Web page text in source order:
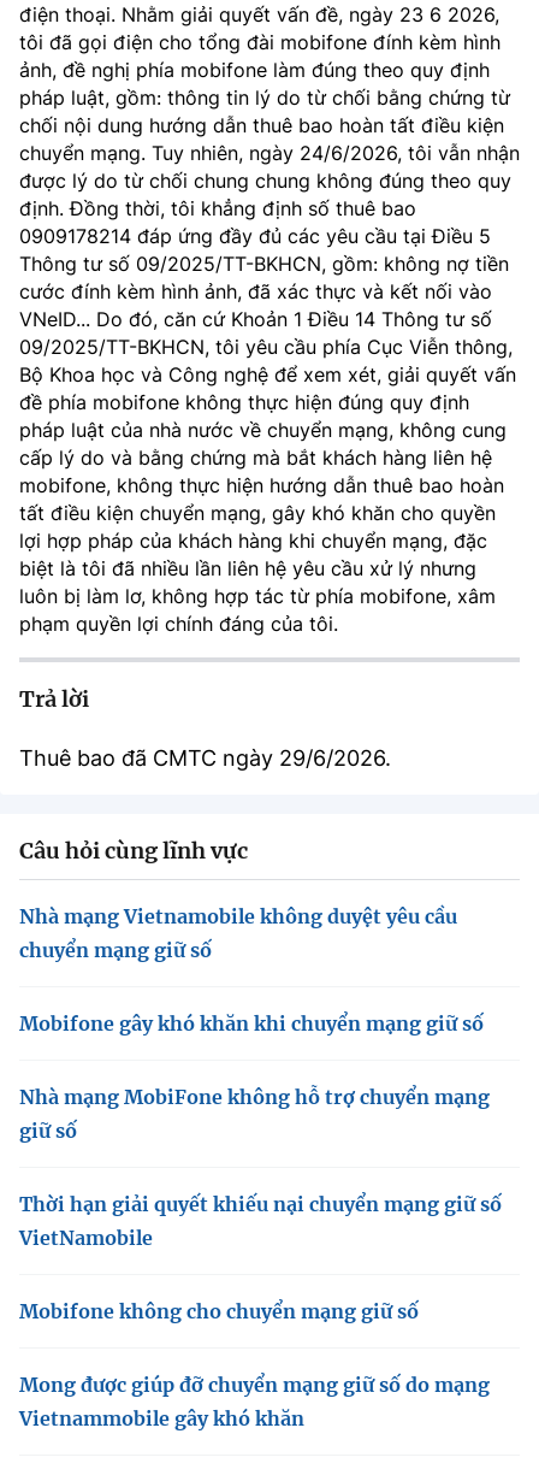
Chọn ngôn ngữ
Vietnamese English
BỘ KHOA HỌC VÀ CÔNG NGHỆ
MINISTRY OF SCIENCE AND TECHNOLOGY
Điều khoản sử dụng Theo dõi MST: Góp ý
Cơ quan chủ quản: Bộ Khoa học và Công nghệ (MST)
Chịu trách nhiệm nội dung: Nguyễn Thị Hải Hằng
Giám đốc Trung tâm Truyền thông Khoa học và Công nghệ.
Liên hệ
Địa chỉ: Ban Biên tập Cổng TTĐT - 18 Nguyễn Du, TP. Hà Nội
Điện thoại: 024 3936 9506
Email: stc@mst.gov.vn
©2026 Bản quyền thuộc Bộ Khoa Học và Công Nghệ
(Ghi rõ nguồn "https://mst.gov.vn" khi phát hành lại thông tin từ
website này)
điện thoại. Nhằm giải quyết vấn đề, ngày 23 6 2026,
tôi đã gọi điện cho tổng đài mobifone đính kèm hình
ảnh, đề nghị phía mobifone làm đúng theo quy định
pháp luật, gồm: thông tin lý do từ chối bằng chứng từ
chối nội dung hướng dẫn thuê bao hoàn tất điều kiện
chuyển mạng. Tuy nhiên, ngày 24/6/2026, tôi vẫn nhận
được lý do từ chối chung chung không đúng theo quy
định. Đồng thời, tôi khẳng định số thuê bao
0909178214 đáp ứng đầy đủ các yêu cầu tại Điều 5
Thông tư số 09/2025/TT-BKHCN, gồm: không nợ tiền
cước đính kèm hình ảnh, đã xác thực và kết nối vào
VNeID... Do đó, căn cứ Khoản 1 Điều 14 Thông tư số
09/2025/TT-BKHCN, tôi yêu cầu phía Cục Viễn thông,
Bộ Khoa học và Công nghệ để xem xét, giải quyết vấn
đề phía mobifone không thực hiện đúng quy định
pháp luật của nhà nước về chuyển mạng, không cung
cấp lý do và bằng chứng mà bắt khách hàng liên hệ
mobifone, không thực hiện hướng dẫn thuê bao hoàn
tất điều kiện chuyển mạng, gây khó khăn cho quyền
lợi hợp pháp của khách hàng khi chuyển mạng, đặc
biệt là tôi đã nhiều lần liên hệ yêu cầu xử lý nhưng
luôn bị làm lơ, không hợp tác từ phía mobifone, xâm
phạm quyền lợi chính đáng của tôi.
Trả lời
Thuê bao đã CMTC ngày 29/6/2026.
Câu hỏi cùng lĩnh vực
Nhà mạng Vietnamobile không duyệt yêu cầu
chuyển mạng giữ số
Mobifone gây khó khăn khi chuyển mạng giữ số
Nhà mạng MobiFone không hỗ trợ chuyển mạng
giữ số
Thời hạn giải quyết khiếu nại chuyển mạng giữ số
VietNamobile
Mobifone không cho chuyển mạng giữ số
Mong được giúp đỡ chuyển mạng giữ số do mạng
Vietnammobile gây khó khăn